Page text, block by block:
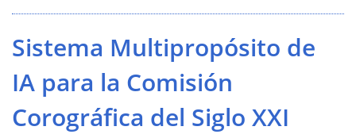
Sistema Multipropósito de
IA para la Comisión
Corográfica del Siglo XXI